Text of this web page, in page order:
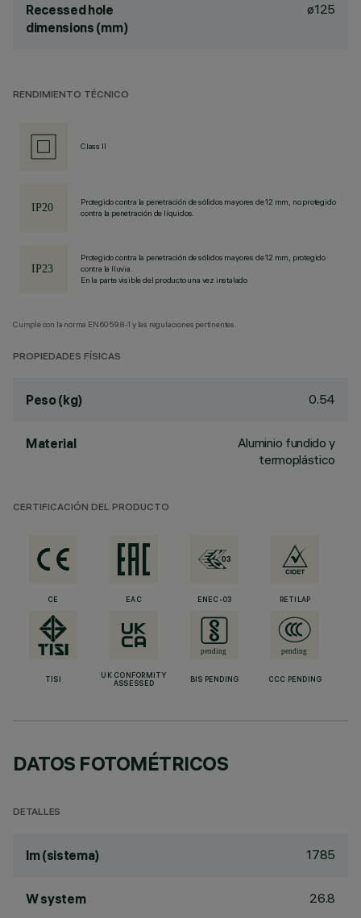
Recessed hole
dimensions (mm)
ø125
RENDIMIENTO TÉCNICO
Class II
Protegido contra la penetración de sólidos mayores de 12 mm, no protegido
contra la penetración de líquidos.
Protegido contra la penetración de sólidos mayores de 12 mm, protegido
contra la lluvia.
En la parte visible del producto una vez instalado
Cumple con la norma EN60598-1 y las regulaciones pertinentes.
PROPIEDADES FÍSICAS
Peso (kg) 0.54
Material
Aluminio fundido y
termoplástico
CERTIFICACIÓN DEL PRODUCTO
CE EAC ENEC-03 RETILAP
TISI
UK CONFORMITY
ASSESSED
BIS PENDING CCC PENDING
DATOS FOTOMÉTRICOS
DETALLES
lm (sistema) 1785
W system 26.8